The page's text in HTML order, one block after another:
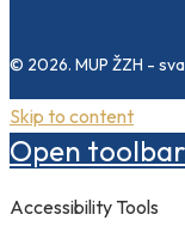
© 2026. MUP ŽZH -
Skip to content
Open toolbar
Accessibility Tools